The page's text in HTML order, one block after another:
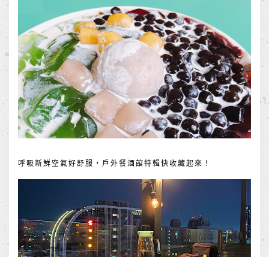
呼吸新鮮空氣好舒服，戶外餐酒館特輯快收藏起來！